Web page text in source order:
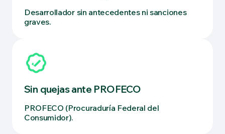
Desarrollador sin antecedentes ni sanciones
graves.
Sin quejas ante PROFECO
PROFECO (Procuraduría Federal del
Consumidor).